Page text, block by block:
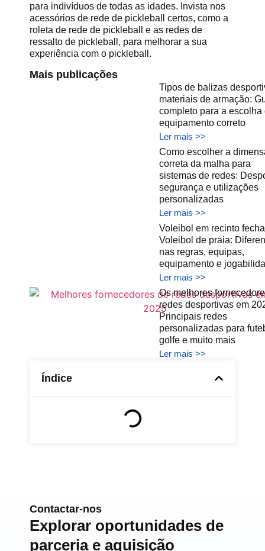
para indivíduos de todas as idades. Invista nos
acessórios de rede de pickleball certos, como a
roleta de rede de pickleball e as redes de
ressalto de pickleball, para melhorar a sua
experiência com o pickleball.
Mais publicações
Tipos de balizas
materiais de armação:
completo para a escolha
equipamento correto
Ler mais >>
Como escolher a
correta da malha para
sistemas de redes:
segurança e utilizações
personalizadas
Ler mais >>
Voleibol em recinto
Voleibol de praia:
nas regras, equipas,
equipamento e
Ler mais >>
Os melhores
redes desportivas em
Principais redes
personalizadas para
golfe e muito mais
Ler mais >>
Índice
Contactar-nos
Explorar oportunidades de
parceria e aquisição